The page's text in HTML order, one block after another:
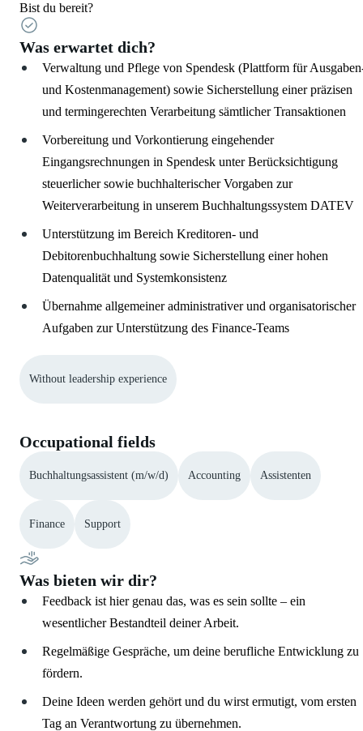
Bist du bereit?
Was erwartet dich?
Verwaltung und Pflege von Spendesk (Plattform für
und Kostenmanagement) sowie Sicherstellung einer präzisen
und termingerechten Verarbeitung sämtlicher Transaktionen
Vorbereitung und Vorkontierung eingehender
Eingangsrechnungen in Spendesk unter Berücksichtigung
steuerlicher sowie buchhalterischer Vorgaben zur
Weiterverarbeitung in unserem Buchhaltungssystem DATEV
Unterstützung im Bereich Kreditoren- und
Debitorenbuchhaltung sowie Sicherstellung einer hohen
Datenqualität und Systemkonsistenz
Übernahme allgemeiner administrativer und organisatorischer
Aufgaben zur Unterstützung des Finance-Teams
Without leadership experience
Occupational fields
Buchhaltungsassistent (m/w/d) Accounting Assistenten
Finance Support
Was bieten wir dir?
Feedback ist hier genau das, was es sein sollte – ein
wesentlicher Bestandteil deiner Arbeit.
Regelmäßige Gespräche, um deine berufliche Entwicklung zu
fördern.
Deine Ideen werden gehört und du wirst ermutigt, vom ersten
Tag an Verantwortung zu übernehmen.